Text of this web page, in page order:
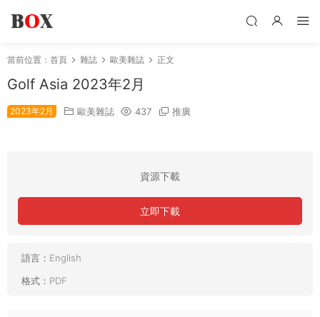
當前位置： 首頁 雜誌 歐美雜誌 正文
Golf Asia 2023年2月
2023年2月 歐美雜誌 437 推廣
資源下載
立即下載
語言： English
格式： PDF